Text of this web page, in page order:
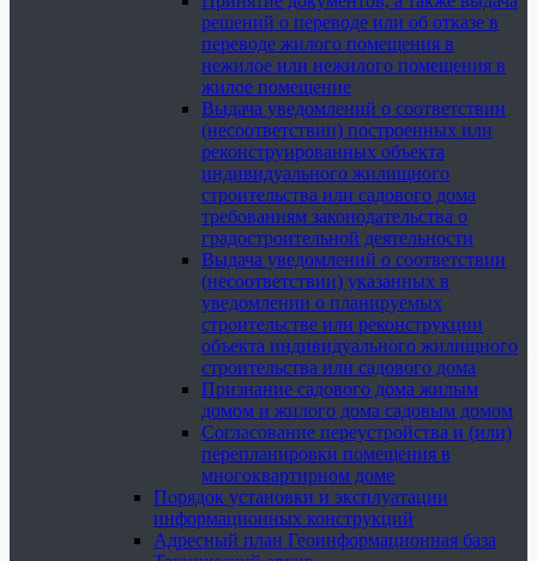
решений о переводе или об отказе в
переводе жилого помещения в
нежилое или нежилого помещения в
жилое помещение
Выдача уведомлений о соответствии
(несоответствии) построенных или
реконструированных объекта
индивидуального жилищного
строительства или садового дома
требованиям законодательства о
градостроительной деятельности
Выдача уведомлений о соответствии
(несоответствии) указанных в
уведомлении о планируемых
строительстве или реконструкции
объекта индивидуального жилищного
строительства или садового дома
Признание садового дома жилым
домом и жилого дома садовым домом
Согласование переустройства и (или)
перепланировки помещения в
многоквартирном доме
Порядок установки и эксплуатации
информационных конструкций
Адресный план Геоинформационная база